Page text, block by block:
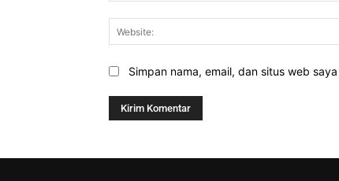
Simpan nama, email, dan situs web